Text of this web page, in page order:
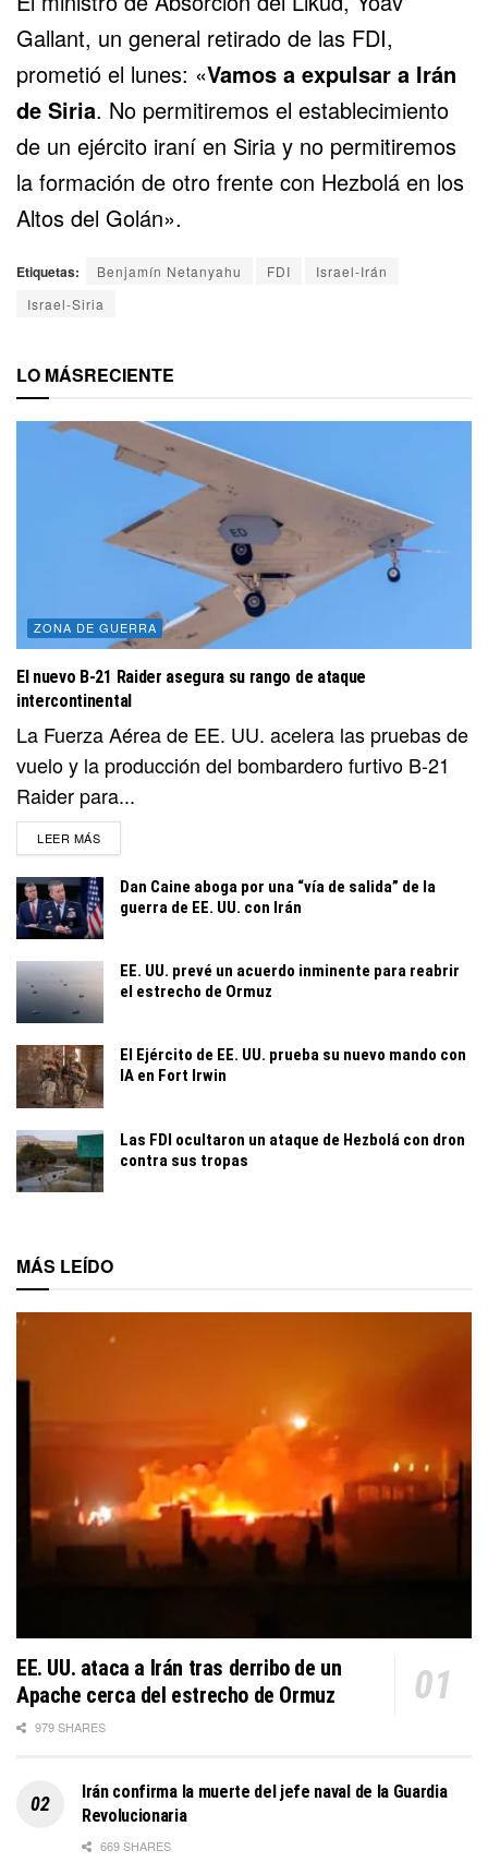
Gallant, un general retirado de las FDI,
prometió el lunes: «Vamos a expulsar a Irán
de Siria. No permitiremos el establecimiento
de un ejército iraní en Siria y no permitiremos
la formación de otro frente con Hezbolá en los
Altos del Golán».
Etiquetas: Benjamín Netanyahu FDI
Israel-Irán
Israel-Siria
LO MÁSRECIENTE
ZONA DE GUERRA
El nuevo B-21 Raider asegura su rango de ataque
intercontinental
La Fuerza Aérea de EE. UU. acelera las pruebas de
vuelo y la producción del bombardero furtivo B-21
Raider para...
LEER MÁSDETAILS
Dan Caine aboga por una “vía de salida” de la
guerra de EE. UU. con Irán
EE. UU. prevé un acuerdo inminente para reabrir
el estrecho de Ormuz
El Ejército de EE. UU. prueba su nuevo mando con
IA en Fort Irwin
Las FDI ocultaron un ataque de Hezbolá con dron
contra sus tropas
MÁS LEÍDO
EE. UU. ataca a Irán tras derribo de un
Apache cerca del estrecho de Ormuz
979 SHARES
Irán confirma la muerte del jefe naval de la Guardia
Revolucionaria
669 SHARES